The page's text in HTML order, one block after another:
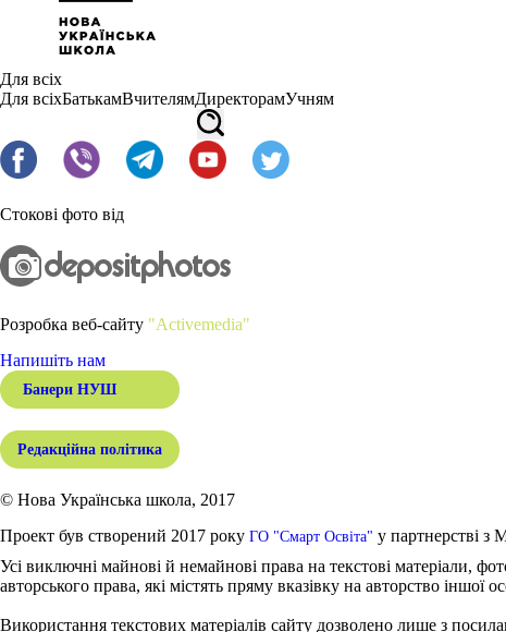
Для всіх
Для всіхБатькамВчителямДиректорамУчням
Стокові фото від
Розробка веб-сайту "Activemedia"
Напишіть нам
Банери НУШ
Редакційна політика
© Нова Українська школа, 2017
Проект був створений 2017 року ГО "Смарт Освіта" у партнерстві з
Усі виключні майнові й немайнові права на текстові матеріали,
авторського права, які містять пряму вказівку на авторство іншої
Використання текстових матеріалів сайту дозволено лише з